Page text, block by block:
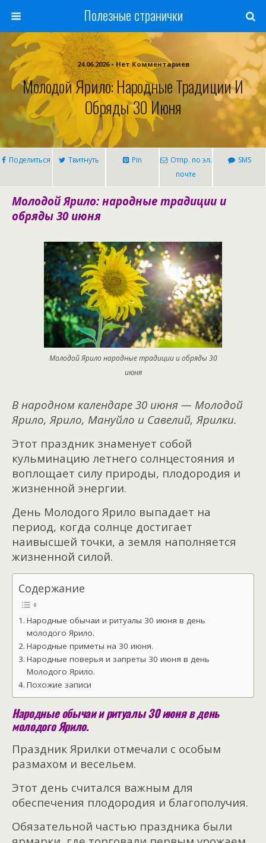
Полезные странички
24.06.2026 • Нет Комментариев
Молодой Ярило: Народные Традиции И
Обряды 30 Июня
Поделиться Твитнуть Pin
Отпр. по эл.
почте
SMS
Молодой Ярило: народные традиции и
обряды 30 июня
Молодой Ярило народные традиции и обряды 30
июня
В народном календаре 30 июня — Молодой
Ярило, Ярило, Мануйло и Савелий, Ярилки.
Этот праздник знаменует собой
кульминацию летнего солнцестояния и
воплощает силу природы, плодородия и
жизненной энергии.
День Молодого Ярило выпадает на
период, когда солнце достигает
наивысшей точки, а земля наполняется
жизненной силой.
Содержание
Народные обычаи и ритуалы 30 июня в день
молодого Ярило.
Народные приметы на 30 июня.
Народные поверья и запреты 30 июня в день
Молодого Ярило.
Похожие записи
Народные обычаи и ритуалы 30 июня в день
молодого Ярило.
Праздник Ярилки отмечали с особым
размахом и весельем.
Этот день считался важным для
обеспечения плодородия и благополучия.
Обязательной частью праздника были